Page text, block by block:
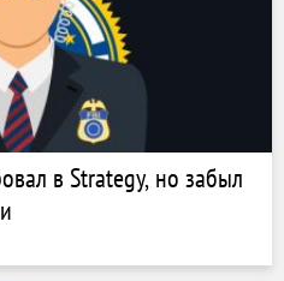
в Strategy, но забыл